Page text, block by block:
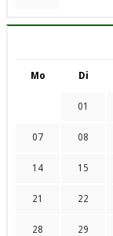
Mo Di
01
07 08
14 15
21 22
28 29